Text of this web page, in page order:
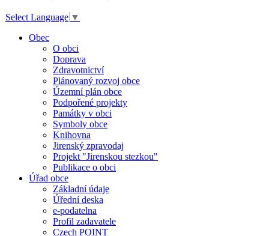
Select Language ▼
Obec
O obci
Doprava
Zdravotnictví
Plánovaný rozvoj obce
Územní plán obce
Podpořené projekty
Památky v obci
Symboly obce
Knihovna
Jirenský zpravodaj
Projekt "Jirenskou stezkou"
Publikace o obci
Úřad obce
Základní údaje
Úřední deska
e-podatelna
Profil zadavatele
Czech POINT